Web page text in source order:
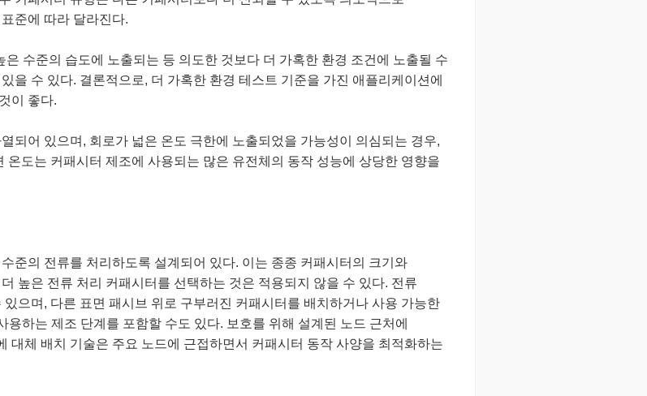
준에 따라 달라진다.
수준의 습도에 노출되는 등 의도한 것보다 더 가혹한 환경 조건에 노출될 수
을 수 있다. 결론적으로, 더 가혹한 환경 테스트 기준을 가진 애플리케이션에
이 좋다.
되어 있으며, 회로가 넓은 온도 극한에 노출되었을 가능성이 의심되는 경우,
온도는 커패시터 제조에 사용되는 많은 유전체의 동작 성능에 상당한 영향을
준의 전류를 처리하도록 설계되어 있다. 이는 종종 커패시터의 크기와
높은 전류 처리 커패시터를 선택하는 것은 적용되지 않을 수 있다. 전류
으며, 다른 표면 패시브 위로 구부러진 커패시터를 배치하거나 사용 가능한
하는 제조 단계를 포함할 수도 있다. 보호를 위해 설계된 노드 근처에
대체 배치 기술은 주요 노드에 근접하면서 커패시터 동작 사양을 최적화하는